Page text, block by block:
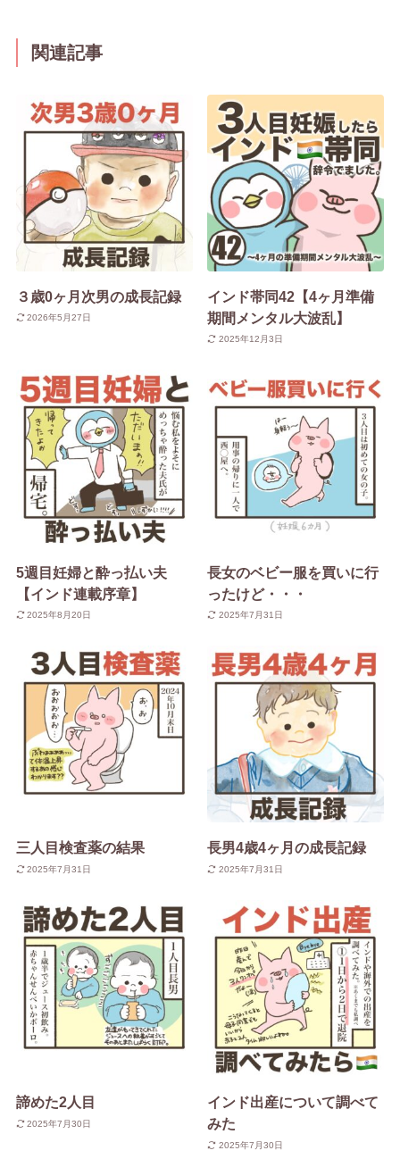
関連記事
３歳0ヶ月次男の成長記録
2026年5月27日
インド帯同42【4ヶ月準備
期間メンタル大波乱】
2025年12月3日
5週目妊婦と酔っ払い夫
【インド連載序章】
2025年8月20日
長女のベビー服を買いに行
ったけど・・・
2025年7月31日
三人目検査薬の結果
2025年7月31日
長男4歳4ヶ月の成長記録
2025年7月31日
諦めた2人目
2025年7月30日
インド出産について調べて
みた
2025年7月30日